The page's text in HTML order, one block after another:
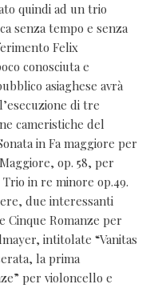
quindi ad un trio
senza tempo e senza
Felix
conosciuta e
asiaghese avrà
di tre
cameristiche del
in Fa maggiore per
op. 58, per
in re minore op.49.
due interessanti
Cinque Romanze per
intitolate “Vanitas
la prima
per violoncello e